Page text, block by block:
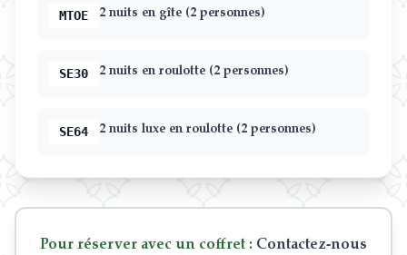
MTOE 2 nuits en gîte (2 personnes)
SE30 2 nuits en roulotte (2 personnes)
SE64 2 nuits luxe en roulotte (2 personnes)
Pour réserver avec un coffret : Contactez-nous